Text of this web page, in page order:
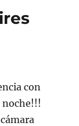
con
noche!!!